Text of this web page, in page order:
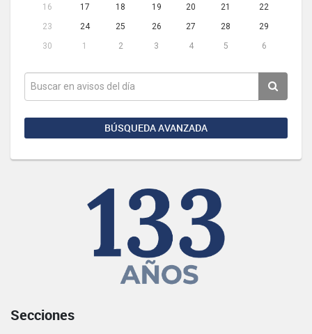
16
17 18 19 20 21
22
23
24 25 26 27 28
29
30
1 2 3 4 5 6
BÚSQUEDA AVANZADA
Secciones